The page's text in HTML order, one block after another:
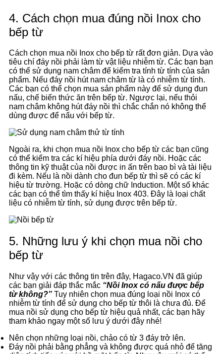
4. Cách chọn mua đúng nồi Inox cho
bếp từ
Cách chọn mua nồi Inox cho bếp từ rất đơn giản. Dựa vào
tiêu chí đáy nồi phải làm từ vật liệu nhiễm từ. Các bạn bạn
có thể sử dụng nam châm để kiểm tra tính từ tính của sản
phẩm. Nếu đáy nồi hút nam châm từ là có nhiễm từ tính.
Các bạn có thể chọn mua sản phẩm này để sử dụng đun
nấu, chế biến thức ăn trên bếp từ. Ngược lại, nếu thỏi
nam châm không hút đáy nồi thì chắc chắn nó không thể
dùng được để nấu với bếp từ.
Ngoài ra, khi chọn mua nồi Inox cho bếp từ các bạn cũng
có thể kiểm tra các kí hiệu phía dưới đáy nồi. Hoặc các
thông tin kỹ thuật của nồi được in ấn trên bao bì và tài liệu
đi kèm. Nếu là nồi dành cho đun bếp từ thì sẽ có các kí
hiệu từ trường. Hoặc có dòng chữ Induction. Một số khác
các bạn có thể tìm thấy kí hiệu Inox 403. Đây là loại chất
liệu có nhiễm từ tính, sử dụng được trên bếp từ.
5. Những lưu ý khi chọn mua nồi cho
bếp từ
Như vậy với các thông tin trên đây, Hagaco.VN đã giúp
các bạn giải đáp thắc mắc “Nồi Inox có nấu được bếp
từ không?” Tuy nhiên chọn mua đúng loại nồi Inox có
nhiễm từ tính để sử dụng cho bếp từ thôi là chưa đủ. Để
mua nồi sử dụng cho bếp từ hiệu quả nhất, các bạn hãy
tham khảo ngay một số lưu ý dưới đây nhé!
Nên chọn những loại nồi, chảo có từ 3 đáy trở lên.
Đáy nồi phải bằng phẳng và không được quá nhỏ để tăng